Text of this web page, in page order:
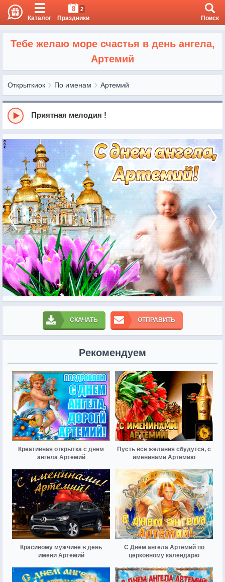
Каталог
8 2
Праздники Поиск
Тебе желаю море счастья в день ангела,
Артемий
Открыткиок По именам Артемий
Приятная мелодия !
СКАЧАТЬ ОТПРАВИТЬ
Рекомендуем
Креативная открытка с днем
ангела Артемий
Пусть все желания сбудутся, с
именинами Артемию
Красивому мужчине в день
имени Артемий
С Днём ангела Артемий по
церковному календарю